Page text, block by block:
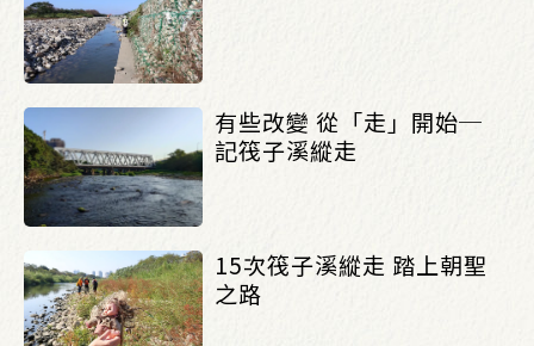
有些改變 從「走」開始─
記筏子溪縱走
15次筏子溪縱走 踏上朝聖
之路